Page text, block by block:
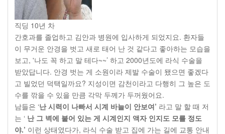
직딩 10년 차
간호과를 졸업하고 김안과 병원에 입사하게 되었지요. 환자들
이 무거운 안경을 벗고 새로 태어 난 것 같다고 좋아하는 모습을
보고, '나도 꼭 하고 말 테다~~’ 하고 2000년도에 라식 수술을
받았답니다. 안경 벗는 게 소원이라 제발 수술이 됐으면 좋겠다
고 빌었던 덕택일까요? 지성이면 감천이라고 다행히 그 높은 도
수를 깎을 수 있을 만큼 각막 두께가 두꺼웠어요.
남들은 ‘난 시력이 나빠서 시계 바늘이 안보여’ 라고 말 할 때 저
는 ‘ 난 그 벽에 붙어 있는 게 시계인지 액자 인지도 모를 정도
야.’ 이런 상태였다가, 라식 수술 받고 집에 가는 길에 교통 안내